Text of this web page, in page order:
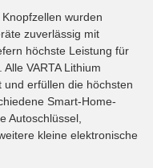
wurden
zuverlässig mit
höchste Leistung für
VARTA Lithium
und erfüllen die höchsten
Smart-Home-
Autoschlüssel,
kleine elektronische